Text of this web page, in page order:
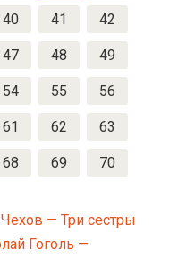
40 41 42
47 48 49
54 55 56
61 62 63
68 69 70
— Три сестры
Гоголь —